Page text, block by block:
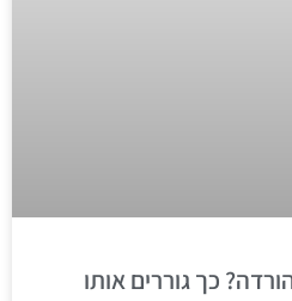
כך גוררים אותו